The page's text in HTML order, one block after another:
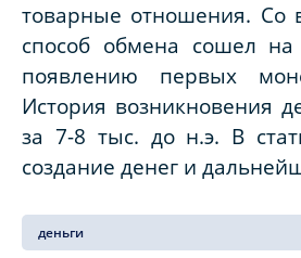
товарные отношения. Со
способ обмена сошел на
появлению первых
История возникновения
за 7-8 тыс. до н.э. В
создание денег и
деньги